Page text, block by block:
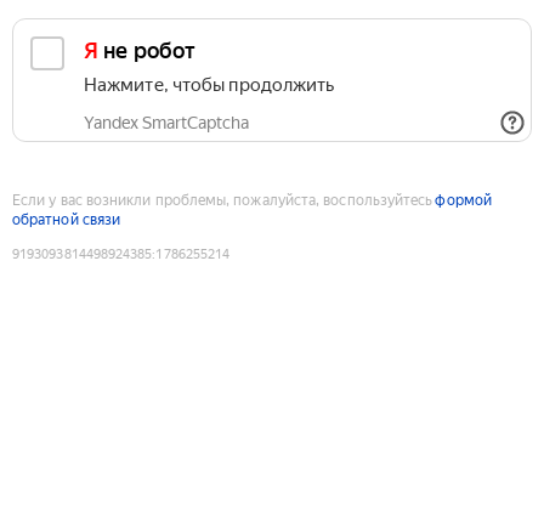
Я не робот
Нажмите, чтобы продолжить
Yandex SmartCaptcha
Если у вас возникли проблемы, пожалуйста, воспользуйтесьформой
обратной связи
9193093814498924385:1786255214